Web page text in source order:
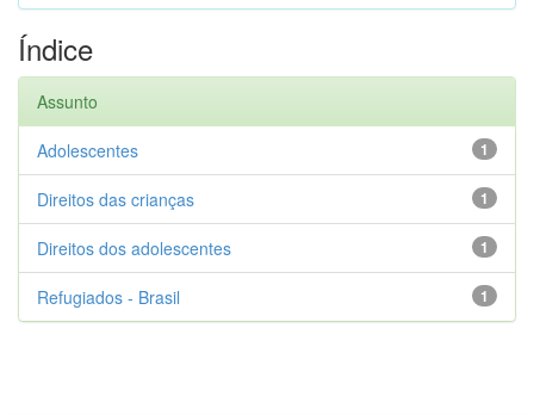
Índice
Assunto
1
Adolescentes
1
Direitos das crianças
1
Direitos dos adolescentes
1
Refugiados - Brasil